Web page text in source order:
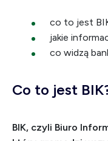
co to jest
jakie
co widzą
Co to jest
BIK, czyli Biuro